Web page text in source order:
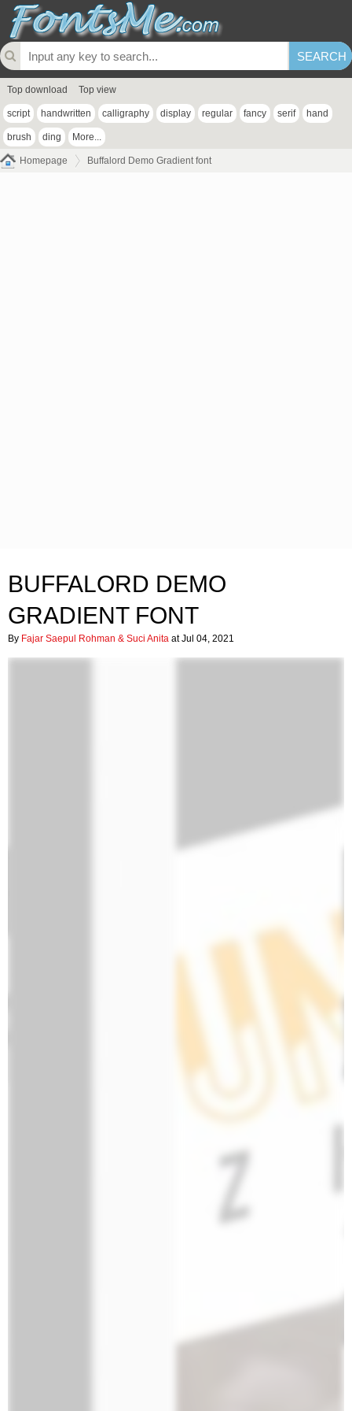
Top download Top view
script handwritten calligraphy display regular fancy serif hand
brush ding More...
Homepage Buffalord Demo Gradient font
BUFFALORD DEMO
GRADIENT FONT
By Fajar Saepul Rohman & Suci Anita at Jul 04, 2021